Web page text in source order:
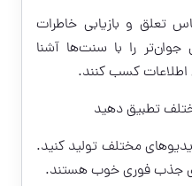
تعلق و بازیابی خاطرات
را با سنت‌ها آشنا
اطلاعات کسب کنند.
تطبیق دهید
مختلف تولید کنید.
جذب فوری خوب هستند.